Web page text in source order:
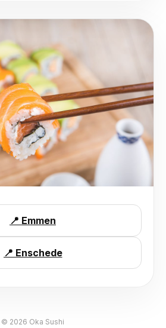
📍 Emmen
📍 Enschede
© 2026 Oka Sushi